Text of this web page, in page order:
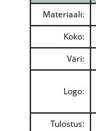
Materiaali:
Koko:
Väri:
Logo:
Tulostus: